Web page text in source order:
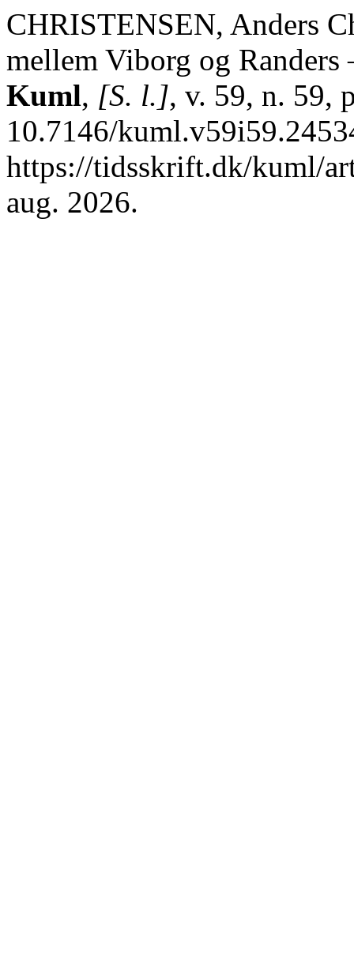
CHRISTENSEN, Anders
mellem Viborg og
Kuml, [S. l.], v. 59, n. 59,
10.7146/
https://tidsskrift.dk/kuml/
aug. 2026.